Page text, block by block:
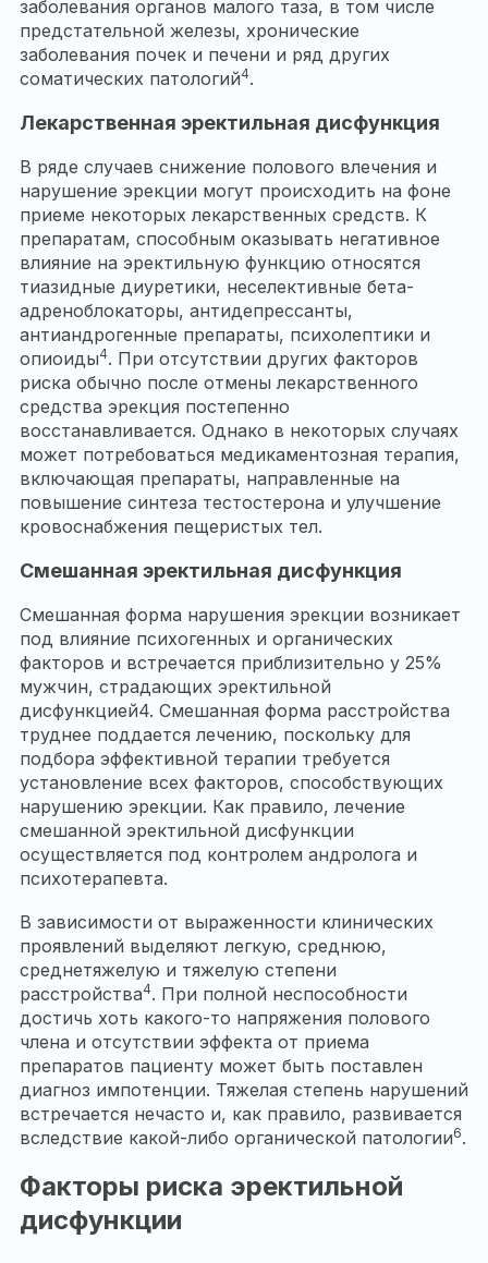
заболевания органов малого таза, в том числе
предстательной железы, хронические
заболевания почек и печени и ряд других
соматических патологий4.
Лекарственная эректильная дисфункция
В ряде случаев снижение полового влечения и
нарушение эрекции могут происходить на фоне
приеме некоторых лекарственных средств. К
препаратам, способным оказывать негативное
влияние на эректильную функцию относятся
тиазидные диуретики, неселективные бета-
адреноблокаторы, антидепрессанты,
антиандрогенные препараты, психолептики и
опиоиды4. При отсутствии других факторов
риска обычно после отмены лекарственного
средства эрекция постепенно
восстанавливается. Однако в некоторых случаях
может потребоваться медикаментозная терапия,
включающая препараты, направленные на
повышение синтеза тестостерона и улучшение
кровоснабжения пещеристых тел.
Смешанная эректильная дисфункция
Смешанная форма нарушения эрекции возникает
под влияние психогенных и органических
факторов и встречается приблизительно у 25%
мужчин, страдающих эректильной
дисфункцией4. Смешанная форма расстройства
труднее поддается лечению, поскольку для
подбора эффективной терапии требуется
установление всех факторов, способствующих
нарушению эрекции. Как правило, лечение
смешанной эректильной дисфункции
осуществляется под контролем андролога и
психотерапевта.
В зависимости от выраженности клинических
проявлений выделяют легкую, среднюю,
среднетяжелую и тяжелую степени
расстройства4. При полной неспособности
достичь хоть какого-то напряжения полового
члена и отсутствии эффекта от приема
препаратов пациенту может быть поставлен
диагноз импотенции. Тяжелая степень нарушений
встречается нечасто и, как правило, развивается
вследствие какой-либо органической патологии6.
Факторы риска эректильной
дисфункции